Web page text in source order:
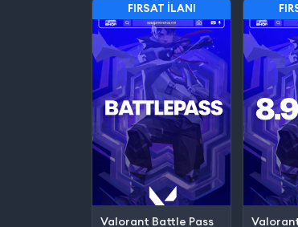
FIRSAT İLANI
Valorant Battle Pass